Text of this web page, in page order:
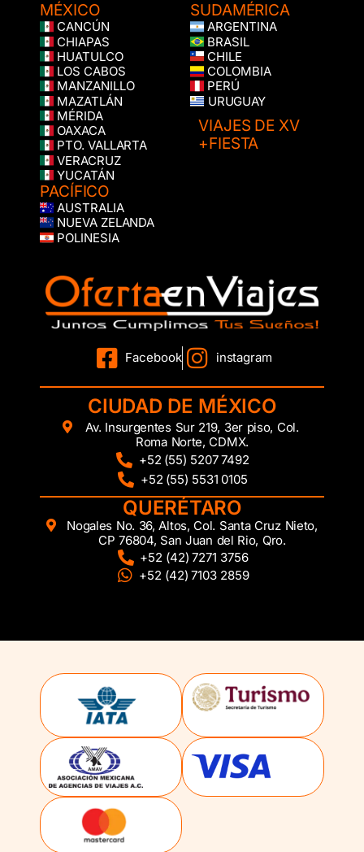
MÉXICO
CANCÚN
CHIAPAS
HUATULCO
LOS CABOS
MANZANILLO
MAZATLÁN
MÉRIDA
OAXACA
PTO. VALLARTA
VERACRUZ
YUCATÁN
PACÍFICO
AUSTRALIA
NUEVA ZELANDA
POLINESIA
SUDAMÉRICA
ARGENTINA
BRASIL
CHILE
COLOMBIA
PERÚ
URUGUAY
VIAJES DE XV
+FIESTA
Facebook instagram
CIUDAD DE MÉXICO
Av. Insurgentes Sur 219, 3er piso, Col.
Roma Norte, CDMX.
+52 (55) 5207 7492
+52 (55) 5531 0105
QUERÉTARO
Nogales No. 36, Altos, Col. Santa Cruz Nieto,
CP 76804, San Juan del Rio, Qro.
+52 (42) 7271 3756
+52 (42) 7103 2859